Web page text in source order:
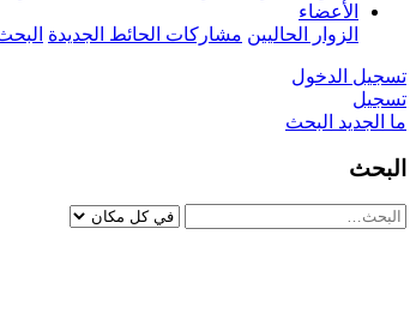
الأعضاء
الزوار الحاليين مشاركات الحائط الجديدة
تسجيل الدخول
تسجيل
ما الجديد البحث
البحث